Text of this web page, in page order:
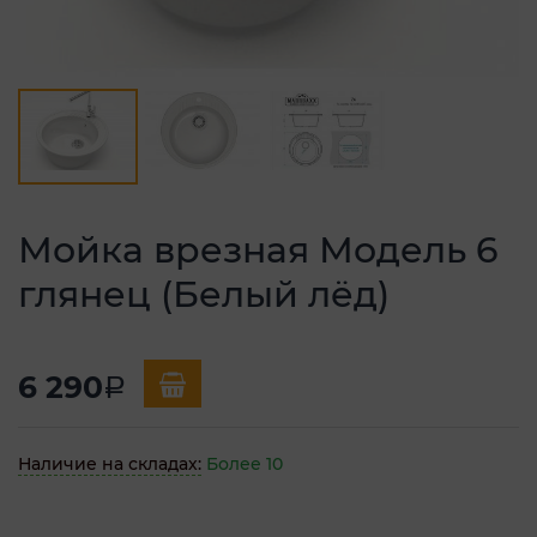
Мойка врезная Модель 6
глянец (Белый лёд)
6 290a
Наличие на складах: Более 10